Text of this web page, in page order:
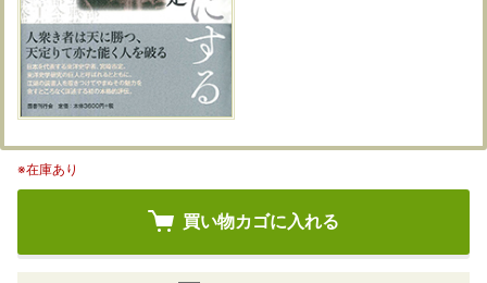
※在庫あり
買い物カゴに入れる